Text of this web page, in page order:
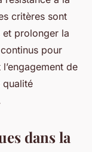
critères sont
prolonger la
pour
de
qualité
dans la